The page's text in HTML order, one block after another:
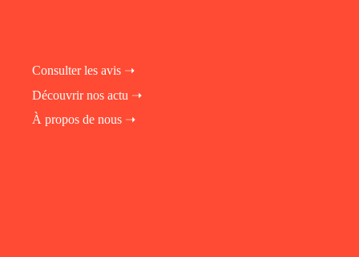
Consulter les avis ➝
Découvrir nos actu ➝
À propos de nous ➝